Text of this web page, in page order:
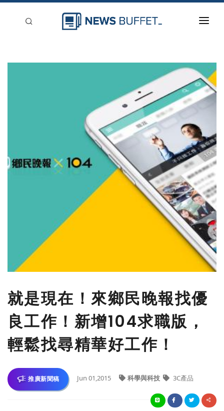
就是現在！來鄉民晚報找優
良工作！新增104求職版，
輕鬆找尋精華好工作！
推廣新聞稿 Jun 01,2015 科學與科技 3C產品